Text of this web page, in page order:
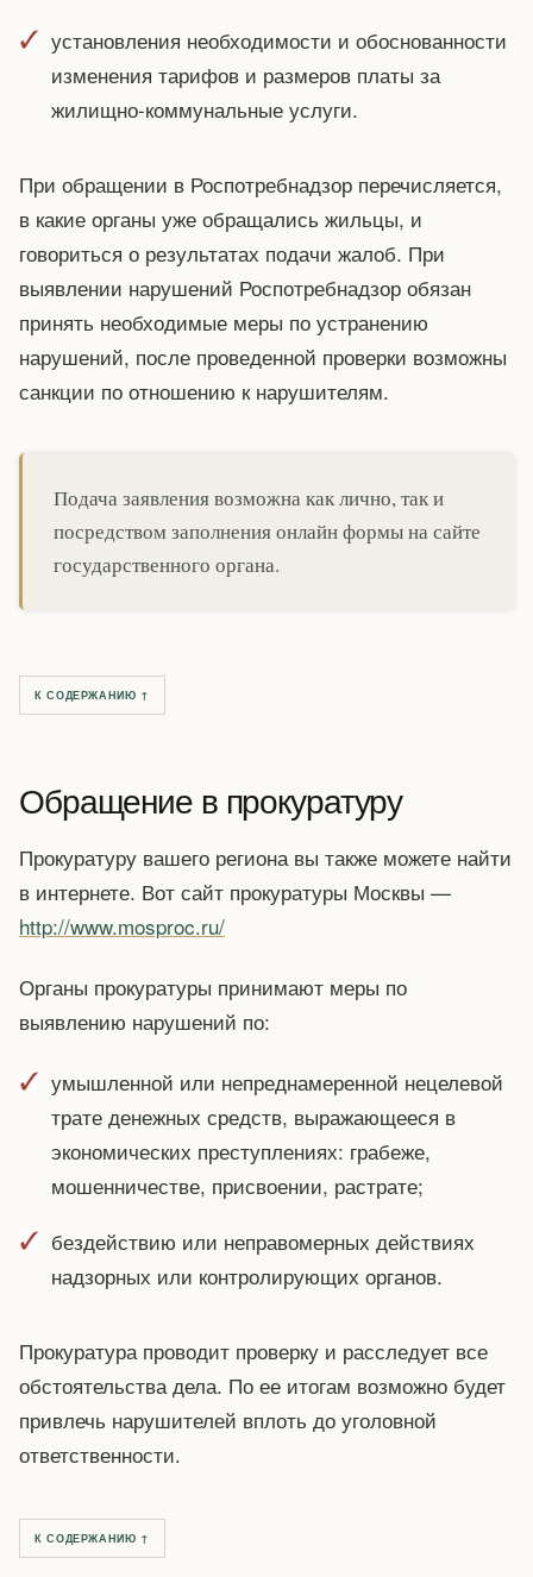
установления необходимости и обоснованности
изменения тарифов и размеров платы за
жилищно-коммунальные услуги.
При обращении в Роспотребнадзор перечисляется,
в какие органы уже обращались жильцы, и
говориться о результатах подачи жалоб. При
выявлении нарушений Роспотребнадзор обязан
принять необходимые меры по устранению
нарушений, после проведенной проверки возможны
санкции по отношению к нарушителям.
Подача заявления возможна как лично, так и
посредством заполнения онлайн формы на сайте
государственного органа.
К СОДЕРЖАНИЮ ↑
Обращение в прокуратуру
Прокуратуру вашего региона вы также можете найти
в интернете. Вот сайт прокуратуры Москвы —
http://www.mosproc.ru/
Органы прокуратуры принимают меры по
выявлению нарушений по:
умышленной или непреднамеренной нецелевой
трате денежных средств, выражающееся в
экономических преступлениях: грабеже,
мошенничестве, присвоении, растрате;
бездействию или неправомерных действиях
надзорных или контролирующих органов.
Прокуратура проводит проверку и расследует все
обстоятельства дела. По ее итогам возможно будет
привлечь нарушителей вплоть до уголовной
ответственности.
К СОДЕРЖАНИЮ ↑